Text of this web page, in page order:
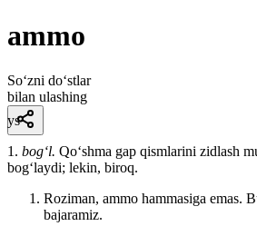
ammo
So‘zni do‘stlar
bilan ulashing
ys
1. bogʻl. Qoʻshma gap qismlarini zidlash
bogʻlaydi; lekin, biroq.
Roziman, ammo hammasiga emas.
bajaramiz.